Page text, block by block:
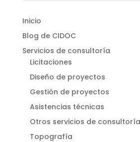
Inicio
Blog de CIDOC
Servicios de consultoría
Licitaciones
Diseño de proyectos
Gestión de proyectos
Asistencias técnicas
Otros servicios de consultoría
Topografía